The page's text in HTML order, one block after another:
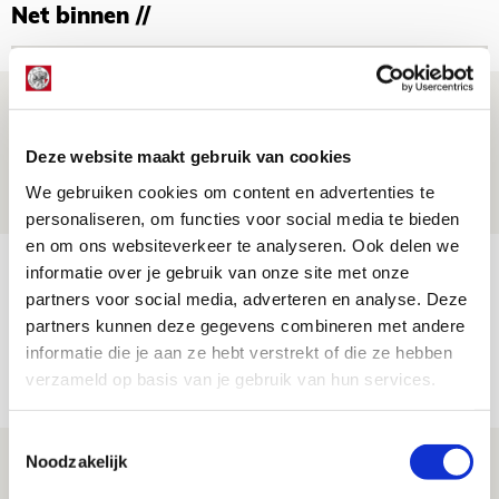
Deze website maakt gebruik van cookies
We gebruiken cookies om content en advertenties te
personaliseren, om functies voor social media te bieden
en om ons websiteverkeer te analyseren. Ook delen we
informatie over je gebruik van onze site met onze
partners voor social media, adverteren en analyse. Deze
partners kunnen deze gegevens combineren met andere
informatie die je aan ze hebt verstrekt of die ze hebben
verzameld op basis van je gebruik van hun services.
Noodzakelijk
Net binnen //
Ter Stegen over uitdagingen en
NIEUWS
Míchels elf: zie jij al rol voor
aanwinsten in thuisduel met
Shelbourne?
Laatste Kaarten Actie Ajax - sc